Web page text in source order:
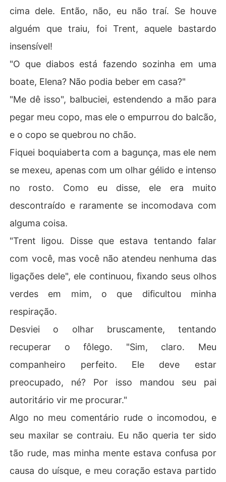
cima dele. Então, não, eu não traí. Se houve
alguém que traiu, foi Trent, aquele bastardo
insensível!
"O que diabos está fazendo sozinha em uma
boate, Elena? Não podia beber em casa?"
"Me dê isso", balbuciei, estendendo a mão para
pegar meu copo, mas ele o empurrou do balcão,
e o copo se quebrou no chão.
Fiquei boquiaberta com a bagunça, mas ele nem
se mexeu, apenas com um olhar gélido e intenso
no rosto. Como eu disse, ele era muito
descontraído e raramente se incomodava com
alguma coisa.
"Trent ligou. Disse que estava tentando falar
com você, mas você não atendeu nenhuma das
ligações dele", ele continuou, fixando seus olhos
verdes em mim, o que dificultou minha
respiração.
Desviei o olhar bruscamente, tentando
recuperar o fôlego. "Sim, claro. Meu
companheiro perfeito. Ele deve estar
preocupado, né? Por isso mandou seu pai
autoritário vir me procurar."
Algo no meu comentário rude o incomodou, e
seu maxilar se contraiu. Eu não queria ter sido
tão rude, mas minha mente estava confusa por
causa do uísque, e meu coração estava partido